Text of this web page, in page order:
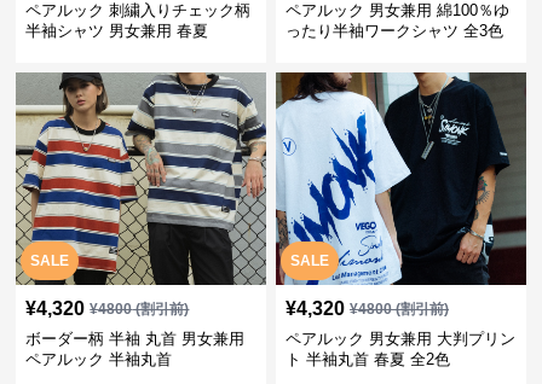
ペアルック 刺繍入りチェック柄
半袖シャツ 男女兼用 春夏
ペアルック 男女兼用 綿100％ゆ
ったり半袖ワークシャツ 全3色
SALE
¥4,320 ¥4800(割引前)
ボーダー柄 半袖 丸首 男女兼用
ペアルック 半袖丸首
SALE
¥4,320 ¥4800(割引前)
ペアルック 男女兼用 大判プリン
ト 半袖丸首 春夏 全2色